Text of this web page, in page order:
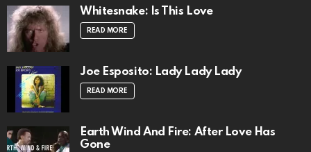
Whitesnake: Is This Love
READ MORE
Joe Esposito: Lady Lady Lady
READ MORE
Earth Wind And Fire: After Love Has
Gone